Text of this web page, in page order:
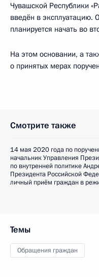
Чувашской Республики
введён в эксплуатацию.
планируется начать во
На этом основании, а
о принятых мерах
Смотрите также
14 мая 2020 года по
начальник Управления
по внутренней политике
Президента Российской
личный приём граждан в
Темы
Обращения граждан